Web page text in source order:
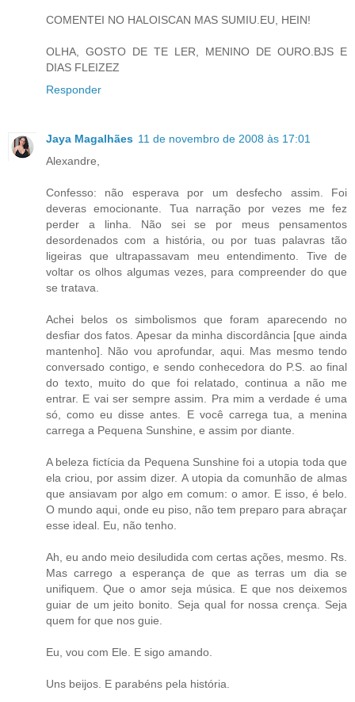
COMENTEI NO HALOISCAN MAS SUMIU.EU, HEIN!
OLHA, GOSTO DE TE LER, MENINO DE OURO.BJS E
DIAS FLEIZEZ
Responder
Jaya Magalhães 11 de novembro de 2008 às 17:01
Alexandre,
Confesso: não esperava por um desfecho assim. Foi
deveras emocionante. Tua narração por vezes me fez
perder a linha. Não sei se por meus pensamentos
desordenados com a história, ou por tuas palavras tão
ligeiras que ultrapassavam meu entendimento. Tive de
voltar os olhos algumas vezes, para compreender do que
se tratava.
Achei belos os simbolismos que foram aparecendo no
desfiar dos fatos. Apesar da minha discordância [que ainda
mantenho]. Não vou aprofundar, aqui. Mas mesmo tendo
conversado contigo, e sendo conhecedora do P.S. ao final
do texto, muito do que foi relatado, continua a não me
entrar. E vai ser sempre assim. Pra mim a verdade é uma
só, como eu disse antes. E você carrega tua, a menina
carrega a Pequena Sunshine, e assim por diante.
A beleza fictícia da Pequena Sunshine foi a utopia toda que
ela criou, por assim dizer. A utopia da comunhão de almas
que ansiavam por algo em comum: o amor. E isso, é belo.
O mundo aqui, onde eu piso, não tem preparo para abraçar
esse ideal. Eu, não tenho.
Ah, eu ando meio desiludida com certas ações, mesmo. Rs.
Mas carrego a esperança de que as terras um dia se
unifiquem. Que o amor seja música. E que nos deixemos
guiar de um jeito bonito. Seja qual for nossa crença. Seja
quem for que nos guie.
Eu, vou com Ele. E sigo amando.
Uns beijos. E parabéns pela história.